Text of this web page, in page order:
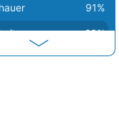
91%
23%
23%